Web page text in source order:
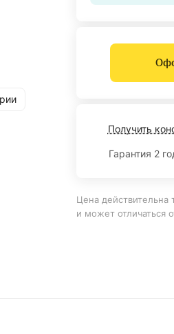
Получить
Гарантия 2
Цена действительна
и может отличаться